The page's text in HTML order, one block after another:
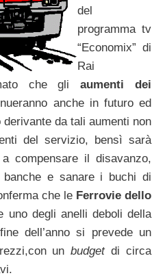
del
programma tv
“Economix” di
Rai
che gliaumenti dei
anche in futuro ed
da tali aumenti non
del servizio, bensì sarà
compensare il disavanzo,
e sanare i buchi di
che le Ferrovie dello
uno degli anelli deboli della
dell’anno si prevede un
unbudgetdi circa